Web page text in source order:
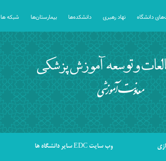
دانشگاه نهاد رهبری دانشکده‌ها بیمارستان‌ها شبکه ها
وب سایت EDC سایر دانشگاه ها